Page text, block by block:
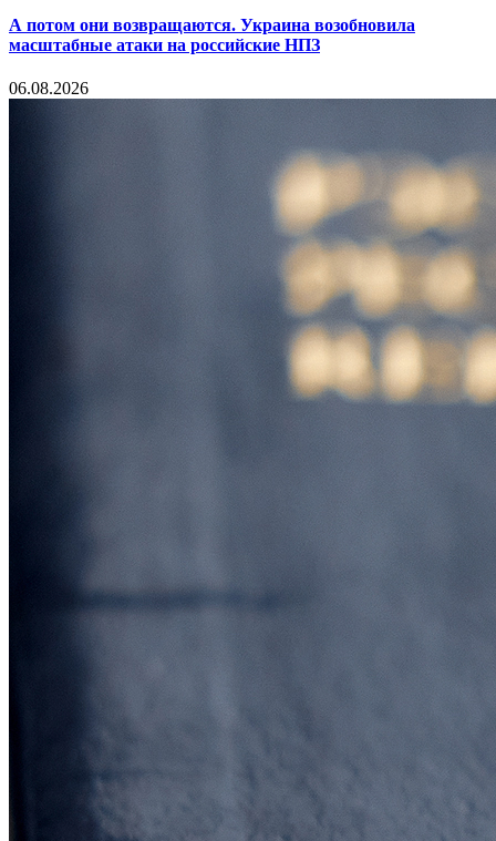
А потом они возвращаются. Украина возобновила
масштабные атаки на российские НПЗ
06.08.2026